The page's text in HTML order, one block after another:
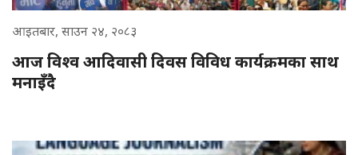
आइतबार, साउन २४, २०८३
आज विश्व आदिवासी दिवस विविध कार्यक्रमका साथ
मनाइँदै